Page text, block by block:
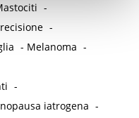
-
-
- Melanoma -
-
iatrogena -